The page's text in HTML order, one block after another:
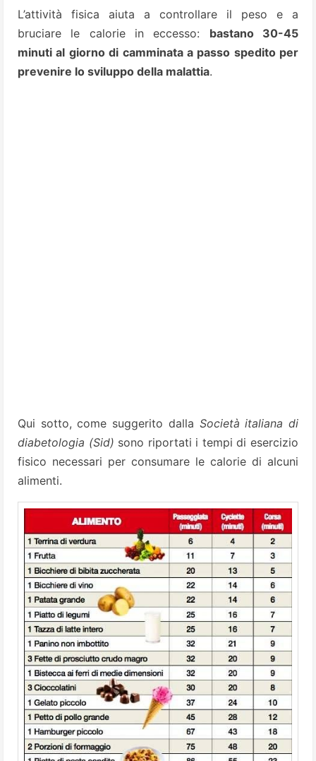
L’attività fisica aiuta a controllare il peso e a
bruciare le calorie in eccesso: bastano 30-45
minuti al giorno di camminata a passo spedito per
prevenire lo sviluppo della malattia.
Qui sotto, come suggerito dalla Società italiana di
diabetologia (Sid) sono riportati i tempi di esercizio
fisico necessari per consumare le calorie di alcuni
alimenti.